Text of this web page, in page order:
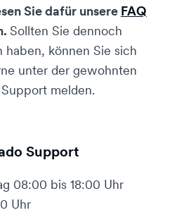
Sie dafür unsere FAQ
Sollten Sie dennoch
haben, können Sie sich
unter der gewohnten
melden.
Support
08:00 bis 18:00 Uhr
Uhr